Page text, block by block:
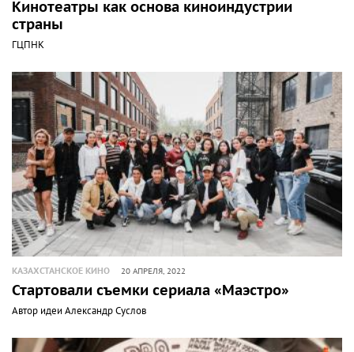
Кинотеатры как основа киноиндустрии
страны
ГЦПНК
КАЗАХСТАНСКОЕ КИНО 20 АПРЕЛЯ, 2022
Стартовали съемки сериала «Маэстро»
Автор идеи Александр Суслов